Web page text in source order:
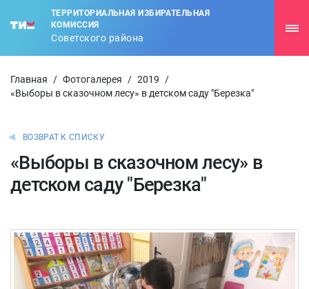
ТЕРРИТОРИАЛЬНАЯ ИЗБИРАТЕЛЬНАЯ
КОМИССИЯ
Советского района
Главная / Фотогалерея / 2019
/
«Выборы в сказочном лесу» в детском саду "Березка"
ВОЗВРАТ К СПИСКУ
«Выборы в сказочном лесу» в
детском саду "Березка"